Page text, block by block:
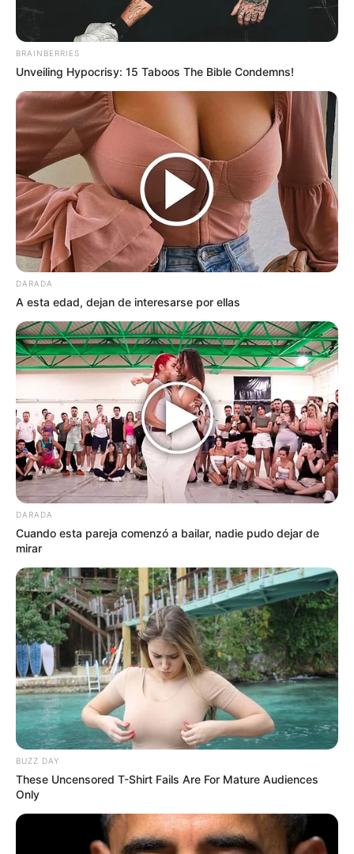
Cree usted que
deben de ir a
prisión las
personas que
prendieron fuego a
un gato…ver mas
24 May, 2026 byadmin
Cree usted que
deben de ir a
prisión las
personas que
prendieron fuego a
un gato…ver mas
BRAINBERRIES
Unveiling Hypocrisy: 15 Taboos The Bible Condemns!
DARADA
A esta edad, dejan de interesarse por ellas
DARADA
Cuando esta pareja comenzó a bailar, nadie pudo dejar de
mirar
BUZZ DAY
These Uncensored T-Shirt Fails Are For Mature Audiences
Only